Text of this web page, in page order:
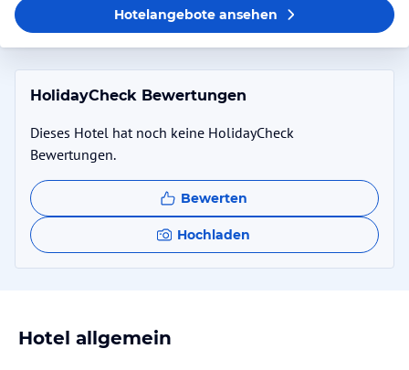
Hotelangeboteansehen
HolidayCheck Bewertungen
Dieses Hotel hat noch keine HolidayCheck
Bewertungen.
Bewerten
Hochladen
Hotel allgemein